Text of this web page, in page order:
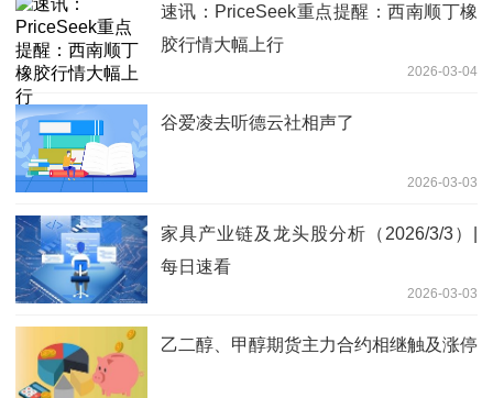
速讯：PriceSeek重点提醒：西南顺丁橡
胶行情大幅上行
2026-03-04
谷爱凌去听德云社相声了
2026-03-03
家具产业链及龙头股分析（2026/3/3）|
每日速看
2026-03-03
乙二醇、甲醇期货主力合约相继触及涨停